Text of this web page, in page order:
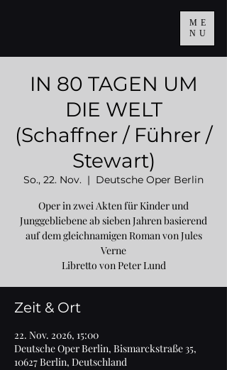
ME
NU
IN 80 TAGEN UM
DIE WELT
(Schaffner / Führer /
Stewart)
So., 22. Nov.
  |
Deutsche Oper Berlin
Oper in zwei Akten für Kinder und
Junggebliebene ab sieben Jahren basierend
auf dem gleichnamigen Roman von Jules
Verne
Libretto von Peter Lund
Zeit & Ort
22. Nov. 2026, 15:00
Deutsche Oper Berlin, Bismarckstraße 35,
10627 Berlin, Deutschland